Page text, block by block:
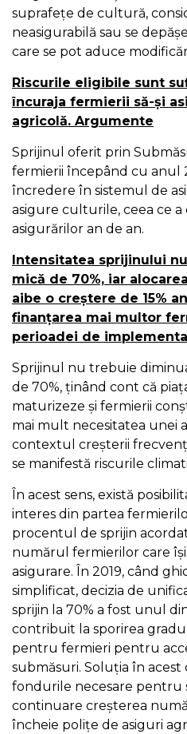
suprafețe de cultură,
neasigurabilă sau se
care se pot aduce
Riscurile eligibile sunt
încuraja fermierii să-şi
agricolă. Argumente
Sprijinul oferit prin
fermierii începând cu anul
încredere în sistemul de
asigure culturile, ceea ce
asigurărilor an de an.
Intensitatea sprijinului
mică de 70%, iar
aibe o creștere de 15%
finanţarea mai multor
perioadei de
Sprijinul nu trebuie
de 70%, ținând cont că
maturizeze și fermierii
mai mult necesitatea unei
contextul creșterii
se manifestă riscurile
În acest sens, există
interes din partea
procentul de sprijin acordat
numărul fermierilor care
asigurare. În 2019, când
simplificat, decizia de
sprijin la 70% a fost unul
contribuit la sporirea
pentru fermieri pentru
submăsuri. Soluția în acest
fondurile necesare pentru
continuare creșterea
încheie polițe de asiguri